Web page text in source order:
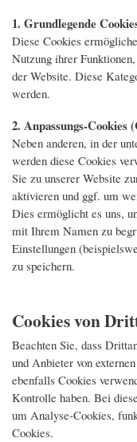
1. Grundlegende
Diese Cookies
Nutzung ihrer
der Website. Diese
werden.
2. Anpassungs-Cookies
Neben anderen, in der
werden diese Cookies
Sie zu unserer Website
aktivieren und ggf. um
Dies ermöglicht es uns,
mit Ihrem Namen zu
Einstellungen
zu speichern.
Cookies von
Beachten Sie, dass
und Anbieter von
ebenfalls Cookies
Kontrolle haben. Bei
um Analyse-Cookies,
Cookies.